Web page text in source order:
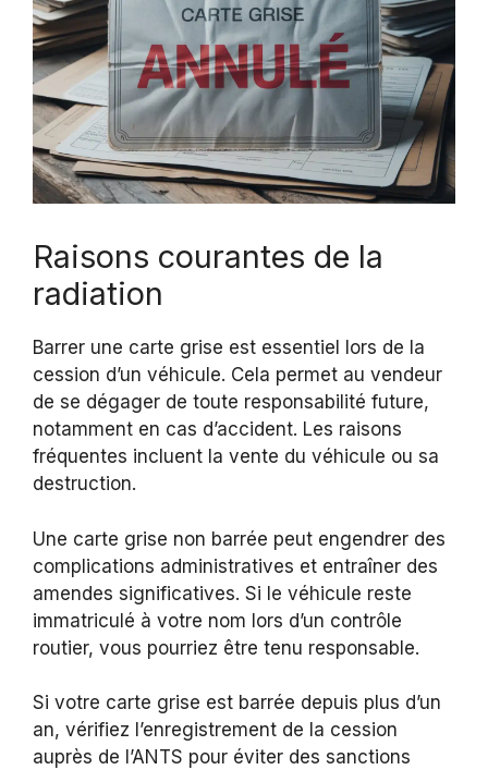
Raisons courantes de la
radiation
Barrer une carte grise est essentiel lors de la
cession d’un véhicule. Cela permet au vendeur
de se dégager de toute responsabilité future,
notamment en cas d’accident. Les raisons
fréquentes incluent la vente du véhicule ou sa
destruction.
Une carte grise non barrée peut engendrer des
complications administratives et entraîner des
amendes significatives. Si le véhicule reste
immatriculé à votre nom lors d’un contrôle
routier, vous pourriez être tenu responsable.
Si votre carte grise est barrée depuis plus d’un
an, vérifiez l’enregistrement de la cession
auprès de l’ANTS pour éviter des sanctions